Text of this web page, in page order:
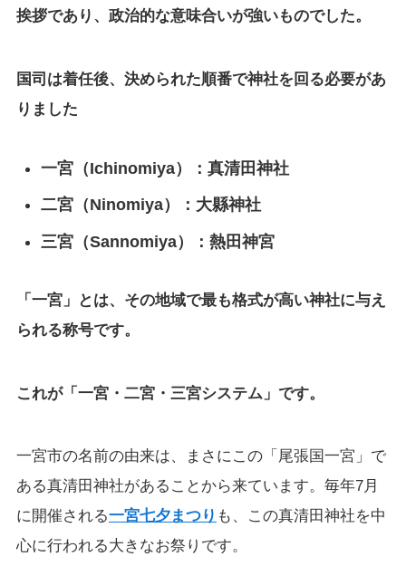
挨拶であり、政治的な意味合いが強いものでした。
国司は着任後、決められた順番で神社を回る必要があ
りました
一宮（Ichinomiya）：真清田神社
二宮（Ninomiya）：大縣神社
三宮（Sannomiya）：熱田神宮
「一宮」とは、その地域で最も格式が高い神社に与え
られる称号です。
これが「一宮・二宮・三宮システム」です。
一宮市の名前の由来は、まさにこの「尾張国一宮」で
ある真清田神社があることから来ています。毎年7月
に開催される一宮七夕まつり も、この真清田神社を中
心に行われる大きなお祭りです。